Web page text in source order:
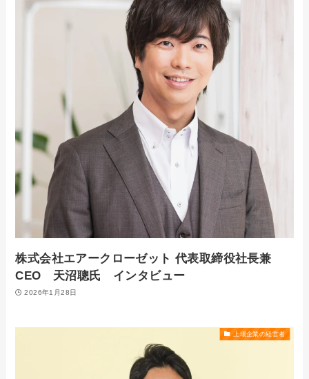
株式会社エアークローゼット 代表取締役社長兼
CEO 天沼聰氏 インタビュー
2026年1月28日
上場企業の経営者